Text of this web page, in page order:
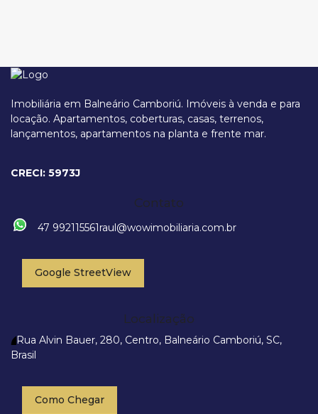
Imobiliária em Balneário Camboriú. Imóveis à venda e para
locação. Apartamentos, coberturas, casas, terrenos,
lançamentos, apartamentos na planta e frente mar.
CRECI: 5973J
Contato
47 992115561raul@wowimobiliaria.com.br
Google StreetView
Localização
Rua Alvin Bauer, 280, Centro, Balneário Camboriú, SC,
Brasil
Como Chegar